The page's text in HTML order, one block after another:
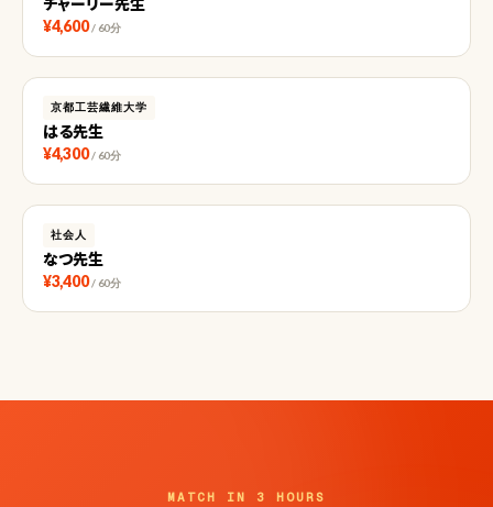
¥4,600 / 60分
京都工芸繊維大学
はる先生
¥4,300 / 60分
社会人
なつ先生
¥3,400 / 60分
MATCH IN 3 HOURS